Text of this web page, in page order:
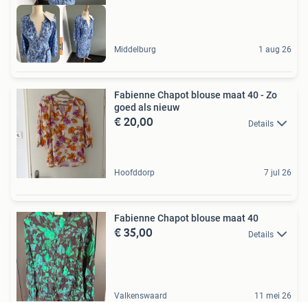
NIEUW Clipper 40 Middelburg 1 aug 26
Fabienne Chapot blouse maat 40 - Zo
goed als nieuw
€ 20,00 Details
Hoofddorp 7 jul 26
Fabienne Chapot blouse maat 40
€ 35,00 Details
Valkenswaard 11 mei 26